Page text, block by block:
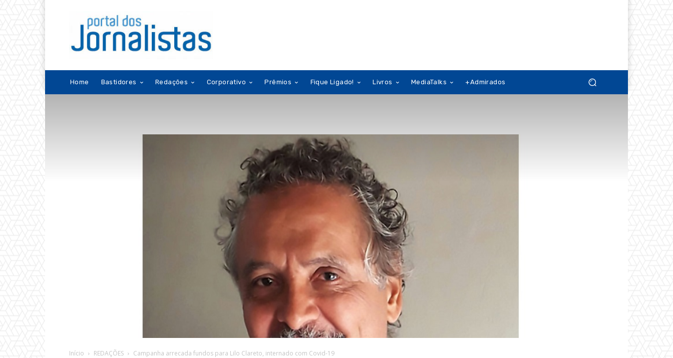
Home Bastidores Redações Corporativo Prêmios Fique Ligado! Livros MediaTalks +Admirados
Início REDAÇÕES Campanha arrecada fundos para Lilo Clareto, internado com Covid-19